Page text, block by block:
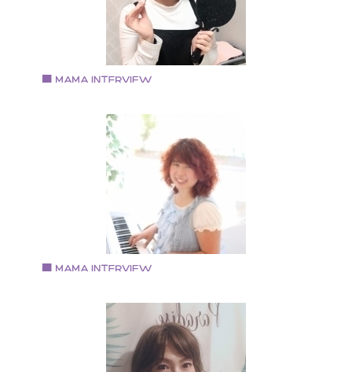
中原 和子さん
ビューティーサロンemire 代表
大阪美容専門学校卒業後、京都や東京の美容院、サロ
で働いた後出産。 地元大阪でマツエク業界に。子連れ
通えるサロンを目指し、プライベートサロン《emire》
オープン。 ビューティーサロンemire 代表
今安志保さん
・ピアニスト 作詞作曲 脚本家 ・赤ちゃんの笑顔ソムリ
エ ・感性共育 講師 ・株式会社オーリーコーポレーショ
ン 代表取締役社長 作詞、脚本、ラジオパーソナリティ